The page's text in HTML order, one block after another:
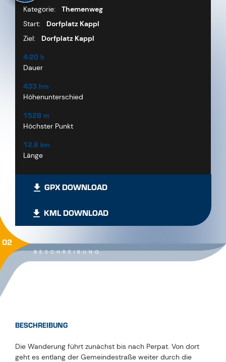
Kategorie:
Themenweg
Start:
Dorfplatz Kappl
Ziel:
Dorfplatz Kappl
4:20 h
Dauer
433 hm
Höhenunterschied
1528 m
Höchster Punkt
12.6 km
Länge
GPX DOWNLOAD
KML DOWNLOAD
BESCHREIBUNG
02
BESCHREIBUNG
Die Wanderung führt zunächst bis nach Perpat. Von dort
geht es entlang der Gemeindestraße weiter durch die